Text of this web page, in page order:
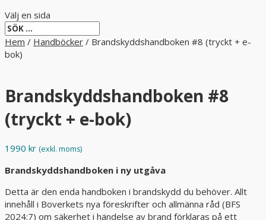
Välj en sida
Hem / Handböcker / Brandskyddshandboken #8 (tryckt + e-
bok)
Brandskyddshandboken #8
(tryckt + e-bok)
1990 kr (exkl. moms)
Brandskyddshandboken i ny utgåva
Detta är den enda handboken i brandskydd du behöver. Allt
innehåll i Boverkets nya föreskrifter och allmänna råd (BFS
2024:7) om säkerhet i händelse av brand förklaras på ett